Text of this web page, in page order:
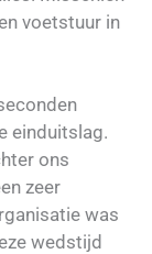
voetstuur in
einduitslag.
ons
zeer
was
wedstijd